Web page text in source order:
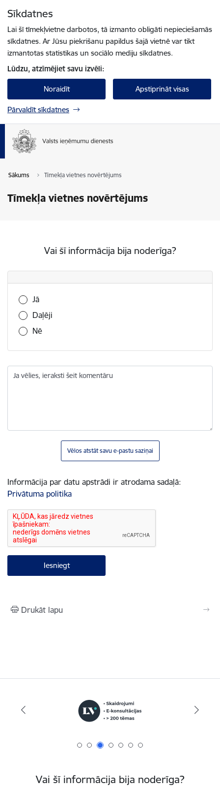
Sīkdatnes
Lai šī tīmekļvietne darbotos, tā izmanto obligāti nepieciešamās
sīkdatnes. Ar Jūsu piekrišanu papildus šajā vietnē var tikt
izmantotas statistikas un sociālo mediju sīkdatnes.
Lūdzu, atzīmējiet savu izvēli:
Noraidīt Apstiprināt visas
Pārvaldīt sīkdatnes
Sākums Tīmekļa vietnes novērtējums
Tīmekļa vietnes novērtējums
Vai šī informācija bija noderīga?
Vai šī informācija bija noderīga?
Jā
Daļēji
Nē
Ja vēlies, ieraksti šeit komentāru
Vēlos atstāt savu e-pastu saziņai
Informācija par datu apstrādi ir atrodama sadaļā:
Privātuma politika
Drukāt lapu
Vai šī informācija bija noderīga?